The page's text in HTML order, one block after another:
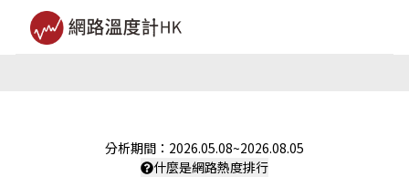
分析期間： 2026.05.08~2026.08.05
什麼是網路熱度排行